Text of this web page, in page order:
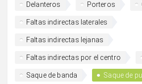
Delanteros Porteros
Faltas indirectas laterales
Faltas indirectas lejanas
Faltas indirectas por el centro
Saque de banda Saque de